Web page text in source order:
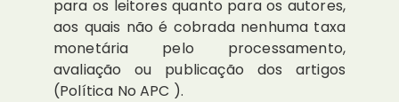
para os leitores quanto para os autores,
aos quais não é cobrada nenhuma taxa
monetária pelo processamento,
avaliação ou publicação dos artigos
(Política No APC ).